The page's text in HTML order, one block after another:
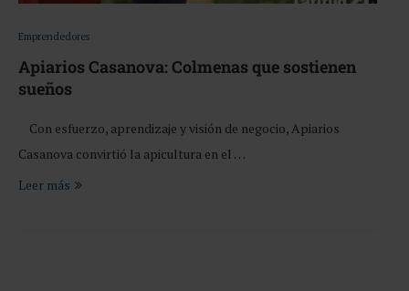
Emprendedores
Apiarios Casanova: Colmenas que sostienen
sueños
Con esfuerzo, aprendizaje y visión de negocio, Apiarios
Casanova convirtió la apicultura en el …
Leer más